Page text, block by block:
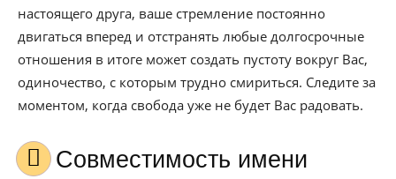
настоящего друга, ваше стремление постоянно
двигаться вперед и отстранять любые долгосрочные
отношения в итоге может создать пустоту вокруг Вас,
одиночество, с которым трудно смириться. Следите за
моментом, когда свобода уже не будет Вас радовать.
Совместимость имени